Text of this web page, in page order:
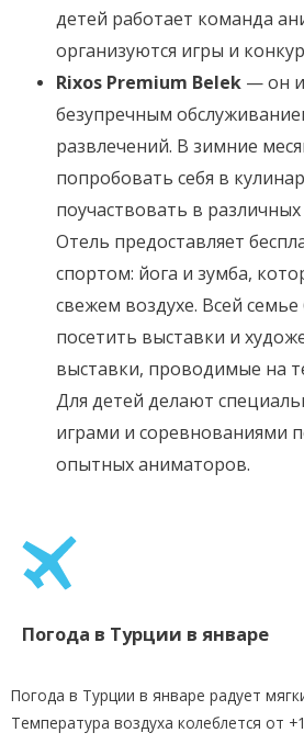
детей работает команда
организуются игры и
Rixos Premium Belek — он
безупречным
развлечений. В зимние
попробовать себя в
поучаствовать в различных
Отель предоставляет
спортом: йога и зумба,
свежем воздухе. Всей
посетить выставки и
выставки, проводимые на
Для детей делают
играми и соревнованиями
опытных аниматоров.
Погода в Турции в январе
Погода в Турции в январе радует
Температура воздуха колеблется от